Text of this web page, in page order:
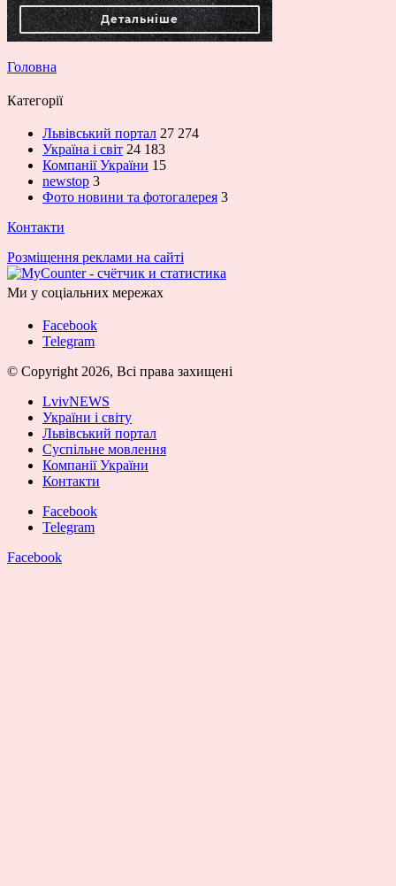
Головна
Категорії
Львівський портал 27 274
Україна і світ 24 183
Компанії України 15
newstop 3
Фото новини та фотогалерея 3
Контакти
Розміщення реклами на сайті
Ми у соціальних мережах
Facebook
Telegram
© Copyright 2026, Всі права захищені
LvivNEWS
України і світу
Львівський портал
Суспільне мовлення
Компанії України
Контакти
Facebook
Telegram
Facebook